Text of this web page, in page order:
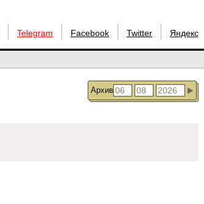
Telegram Facebook Twitter Яндекс
Архив